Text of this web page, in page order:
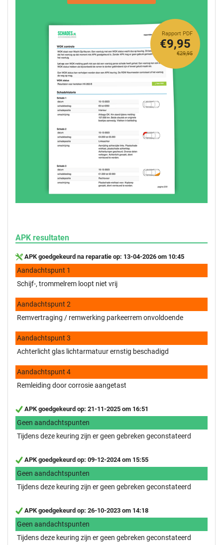
Rapport PDF
€29,95
€9,95
APK resultaten
APK goedgekeurd na reparatie op: 13-04-2026 om 10:45
Aandachtspunt 1
Schijf-, trommelrem loopt niet vrij
Aandachtspunt 2
Remvertraging / remwerking parkeerrem onvoldoende
Aandachtspunt 3
Achterlicht glas lichtarmatuur ernstig beschadigd
Aandachtspunt 4
Remleiding door corrosie aangetast
APK goedgekeurd op: 21-11-2025 om 16:51
Geen aandachtspunten
Tijdens deze keuring zijn er geen gebreken geconstateerd
APK goedgekeurd op: 09-12-2024 om 15:55
Geen aandachtspunten
Tijdens deze keuring zijn er geen gebreken geconstateerd
APK goedgekeurd op: 26-10-2023 om 14:18
Geen aandachtspunten
Tijdens deze keuring zijn er geen gebreken geconstateerd